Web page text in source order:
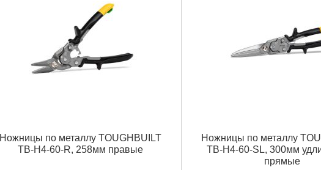
Ножницы по металлу TOUGHBUILT
TB-H4-60-R, 258мм правые
Ножницы по металлу
TB-H4-60-SL, 300мм
прямые